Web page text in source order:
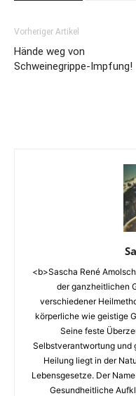
Vorheriger Artikel
Hände weg von
Schweinegrippe-Impfung!
<b>Sascha René
der ganzheitlichen
verschiedener
körperliche wie geistige
Seine feste
Selbstverantwortung und
Heilung liegt in der
Lebensgesetze. Der
Gesundheitliche